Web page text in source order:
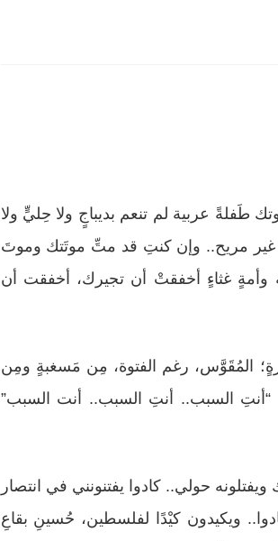
عربية لم تنعم بديباجٍ ولا حِليٍّ ولا
مريح.. وإن كنتِ قد متِّ موتَتك وموتَ
وأمةٍ غثاءٍ أخفقتْ أن تجيرك، أخفقت أن
المُقَوَّس، رغم الفتوة، مِن مَسغبةٍ ومِن
“أنتِ السبب.. أنتِ السبب.. أنت السبب”
حولي.. كادوا يفتنونني في انتصار
ويكيدون كيْدًا لفلسطين، حُسينِ بقاعِ